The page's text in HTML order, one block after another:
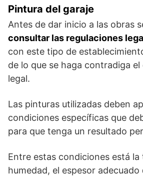
Pintura del garaje
Antes de dar inicio a las obras
consultar las regulaciones
con este tipo de
de lo que se haga contradiga
legal.
Las pinturas utilizadas deben
condiciones específicas que
para que tenga un resultado
Entre estas condiciones está la
humedad, el espesor adecuado